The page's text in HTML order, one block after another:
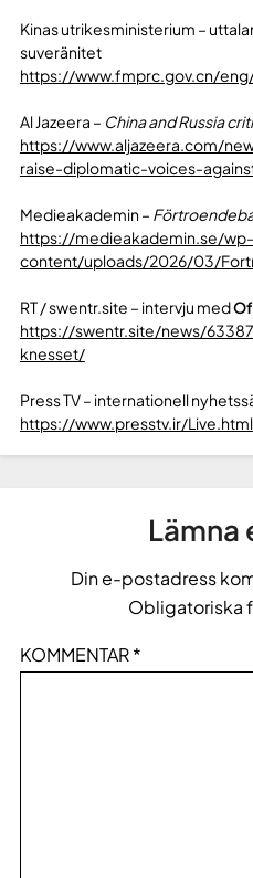
Kinas utrikesministerium –
suveränitet
https://www.fmprc.gov.cn/
Al Jazeera – China and Russia
https://www.aljazeera.com/
raise-diplomatic-voices-
Medieakademin –
https://medieakademin.se/wp-
content/uploads/2026/03/
RT / swentr.site – intervju med
https://swentr.site/news/
knesset/
Press TV – internationell
https://www.presstv.ir/Live.html
Lämna
Din e-postadress
Obligatoriska
KOMMENTAR*